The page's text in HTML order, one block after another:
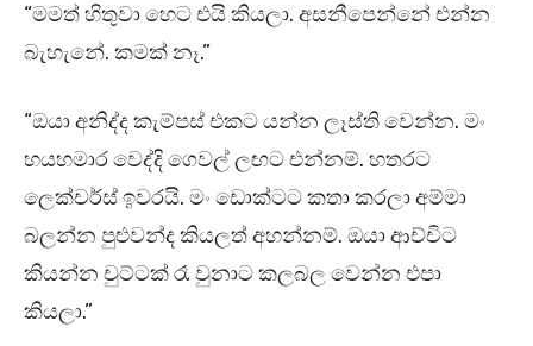
“මමත් හිතුවා හෙට එයි කියලා. අසනීපෙන්නේ එන්න
බැහැනේ. කමක් නෑ.”
“ඔයා අනිද්ද කැම්පස් එකට යන්න ලෑස්ති වෙන්න. මං
හයහමාර වෙද්දි ගෙවල් ලඟට එන්නම්. හතරට
ලෙක්චර්ස් ඉවරයි. මං ඩොක්ටට කතා කරලා අම්මා
බලන්න පුළුවන්ද කියලත් අහන්නම්. ඔයා ආච්චිට
කියන්න චුට්ටක් රෑ වුනාට කලබල වෙන්න එපා
කියලා.”